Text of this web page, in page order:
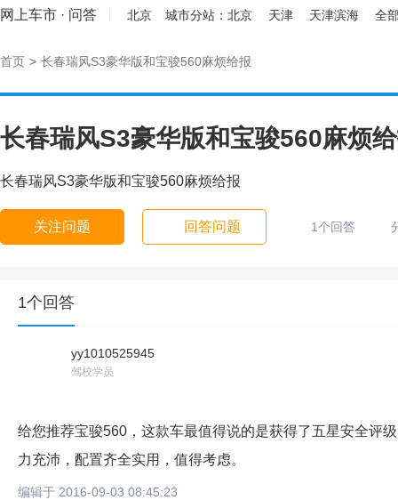
网上车市 · 问答 北京 城市分站： 北京 天津 天津滨海 全
首页 > 长春瑞风S3豪华版和宝骏560麻烦给报
长春瑞风S3豪华版和宝骏560麻烦
长春瑞风S3豪华版和宝骏560麻烦给报
关注问题 回答问题 1个回答
1个回答
yy1010525945
驾校学员
给您推荐宝骏560，这款车最值得说的是获得了五星安全评
力充沛，配置齐全实用，值得考虑。
编辑于 2016-09-03 08:45:23